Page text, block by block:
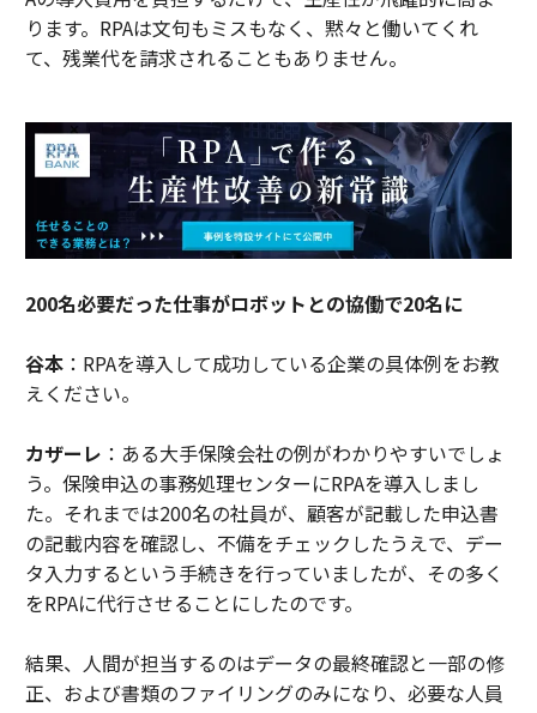
ります。RPAは文句もミスもなく、黙々と働いてくれ
て、残業代を請求されることもありません。
200名必要だった仕事がロボットとの協働で20名に
谷本：RPAを導入して成功している企業の具体例をお教
えください。
カザーレ ：ある大手保険会社の例がわかりやすいでしょ
う。保険申込の事務処理センターにRPAを導入しまし
た。それまでは200名の社員が、顧客が記載した申込書
の記載内容を確認し、不備をチェックしたうえで、デー
タ入力するという手続きを行っていましたが、その多く
をRPAに代行させることにしたのです。
結果、人間が担当するのはデータの最終確認と一部の修
正、および書類のファイリングのみになり、必要な人員